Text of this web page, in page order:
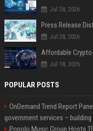
Jul 28, 2026
Jul 28, 2026
Jul 18, 2026
POPULAR POSTS
OnDemand Trend Report
government services –
Popolo Music Group Hosts